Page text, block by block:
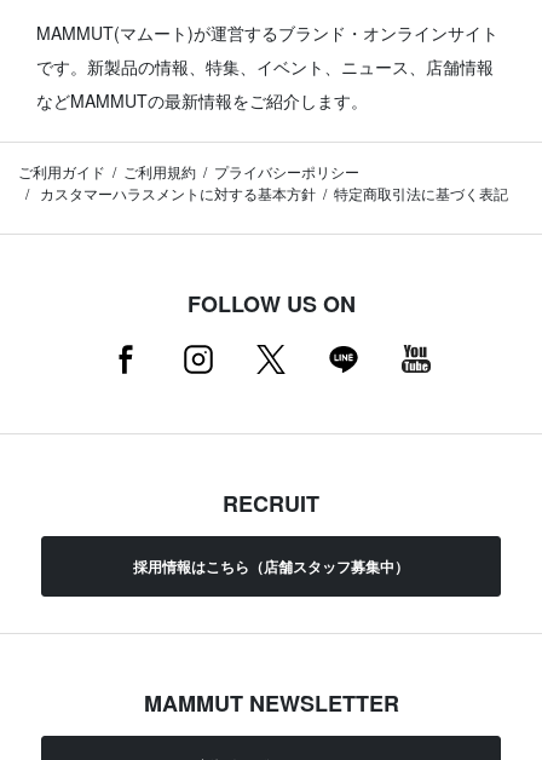
MAMMUT(マムート)が運営するブランド・オンラインサイト
です。 新製品の情報、特集、イベント、ニュース、店舗情報
などMAMMUTの最新情報をご紹介します。
ご利用ガイド ご利用規約
プライバシーポリシー
カスタマーハラスメントに対する基本方針
特定商取引法に基づく表記
FOLLOW US ON
RECRUIT
採用情報はこちら（店舗スタッフ募集中）
MAMMUT NEWSLETTER